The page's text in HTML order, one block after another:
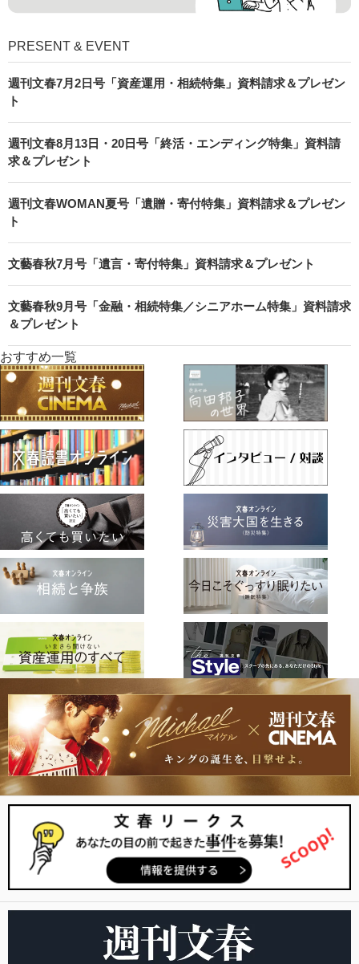
PRESENT & EVENT
週刊文春7月2日号「資産運用・相続特集」資料請求＆プレゼン
ト
週刊文春8月13日・20日号「終活・エンディング特集」資料請
求＆プレゼント
週刊文春WOMAN夏号「遺贈・寄付特集」資料請求＆プレゼン
ト
文藝春秋7月号「遺言・寄付特集」資料請求＆プレゼント
文藝春秋9月号「金融・相続特集／シニアホーム特集」資料請求
＆プレゼント
おすすめ一覧